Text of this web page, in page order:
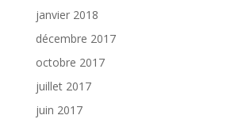
janvier 2018
décembre 2017
octobre 2017
juillet 2017
juin 2017